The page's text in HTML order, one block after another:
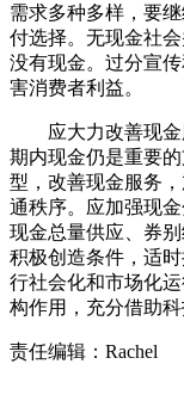
需求多种多样，要
付选择。无现金社
没有现金。过分宣
害消费者利益。
应大力改善现金
期内现金仍是重要
型，改善现金服务
通秩序。应加强现
现金总量供应、券
积极创造条件，适
行社会化和市场化
构作用，充分借助
责任编辑：Rachel